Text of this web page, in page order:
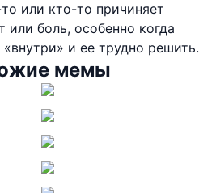
или кто-то причиняет
боль, особенно когда
и ее трудно решить.
мемы